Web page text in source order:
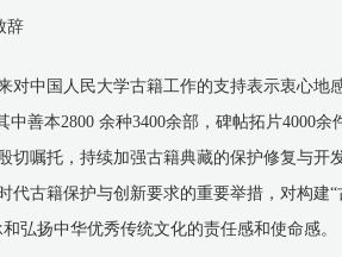
辞
中国人民大学古籍工作的支持表示衷心地
善本2800 余种3400余部，碑帖拓片4000余
嘱托，持续加强古籍典藏的保护修复与开
代古籍保护与创新要求的重要举措，对构建
弘扬中华优秀传统文化的责任感和使命感。